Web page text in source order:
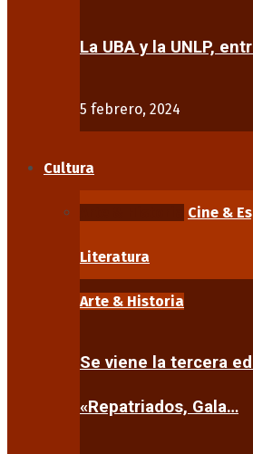
La UBA y la UNLP,
5 febrero, 2024
Cultura
Cine &
Literatura
Arte & Historia
Se viene la tercera
«Repatriados, Gala…